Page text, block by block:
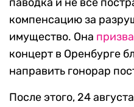
компенсацию за
имущество. Она
концерт в Оренбурге
направить гонорар
После этого, 24